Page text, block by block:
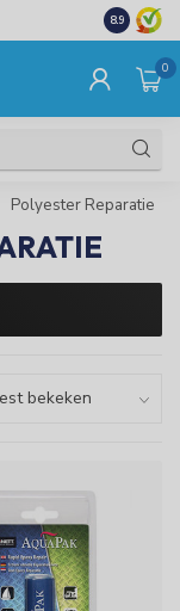
Al 15 jaar
8.9
0
Polyester Reparatie